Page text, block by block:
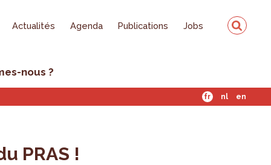
Actualités Agenda Publications Jobs
nous ?
fr nl en
PRAS !